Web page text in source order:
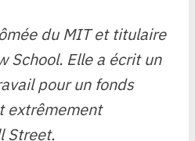
du MIT et titulaire
School. Elle a écrit un
pour un fonds
extrêmement
Street.